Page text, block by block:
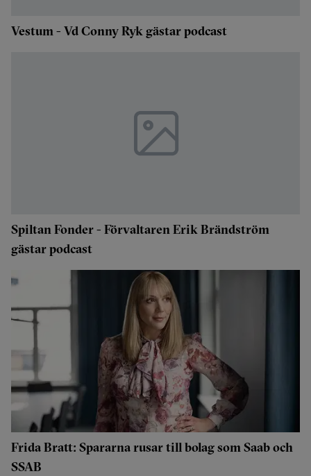
Vestum - Vd Conny Ryk gästar podcast
Spiltan Fonder - Förvaltaren Erik Brändström
gästar podcast
Frida Bratt: Spararna rusar till bolag som Saab och
SSAB